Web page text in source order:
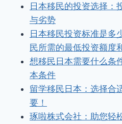
日本移民的投资选择：
与劣势
日本移民投资标准是多
民所需的最低投资额度
想移民日本需要什么条
本条件
留学移民日本：选择合
要！
琢啦株式会社：助您轻